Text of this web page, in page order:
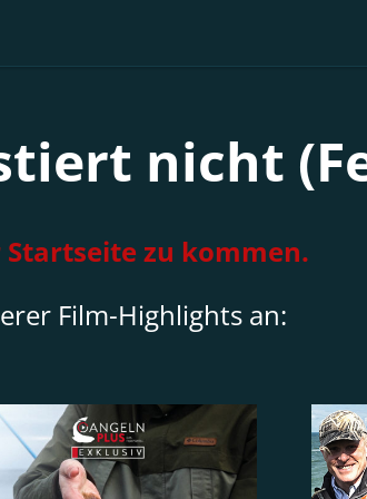
nicht
zu kommen.
Film-Highlights an: